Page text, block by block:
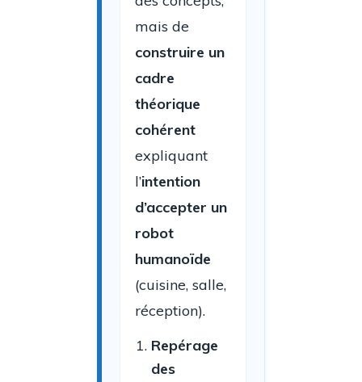
mais de
construire un
cadre
théorique
cohérent
expliquant
l’intention
d’accepter un
robot
humanoïde
(cuisine, salle,
réception).
Repérage
des